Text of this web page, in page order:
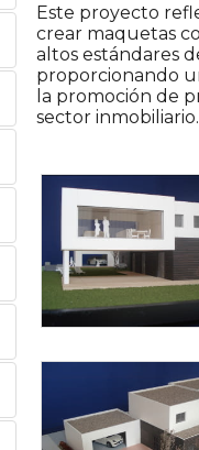
Este proyecto
crear maquetas
altos estándares
proporcionando
la promoción de
sector inmobiliario.